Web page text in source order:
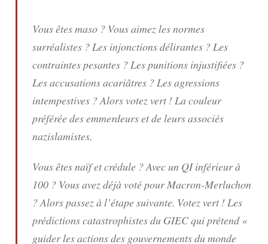
Vous êtes maso ? Vous aimez les normes
surréalistes ? Les injonctions délirantes ? Les
contraintes pesantes ? Les punitions injustifiées ?
Les accusations acariâtres ? Les agressions
intempestives ? Alors votez vert ! La couleur
préférée des emmerdeurs et de leurs associés
nazislamistes.
Vous êtes naïf et crédule ? Avec un QI inférieur à
100 ? Vous avez déjà voté pour Macron-Merluchon
? Alors passez à l’étape suivante. Votez vert ! Les
prédictions catastrophistes du GIEC qui prétend «
guider les actions des gouvernements du monde